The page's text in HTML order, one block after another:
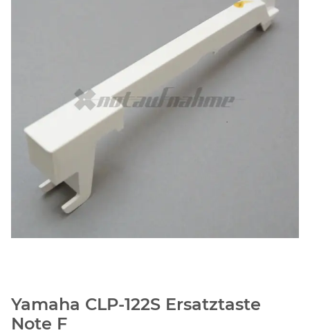
Yamaha CLP-122S Ersatztaste
Note F